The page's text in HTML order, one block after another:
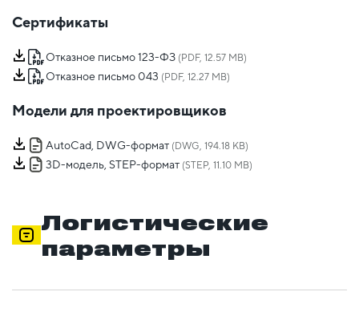
Сертификаты
Отказное письмо 123-ФЗ (PDF, 12.57 MB)
Отказное письмо 043 (PDF, 12.27 MB)
Модели для проектировщиков
AutoCad, DWG-формат (DWG, 194.18 KB)
3D-модель, STEP-формат (STEP, 11.10 MB)
Логистические
параметры